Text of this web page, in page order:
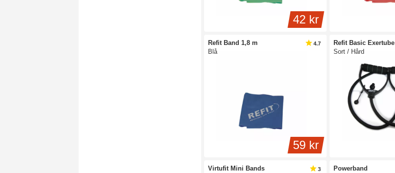
42 kr
Refit Band 1,8 m
Blå
59 kr
4.7
Refit Basic Exertube
Sort / Hård
Virtufit Mini Bands
3
Powerband